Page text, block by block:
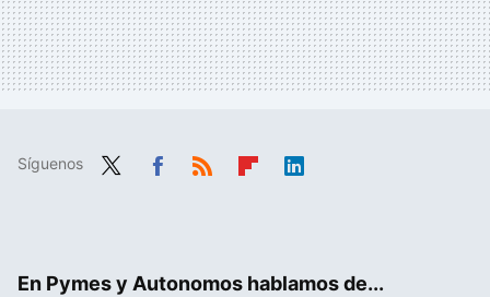
Síguenos
En Pymes y Autonomos hablamos de...